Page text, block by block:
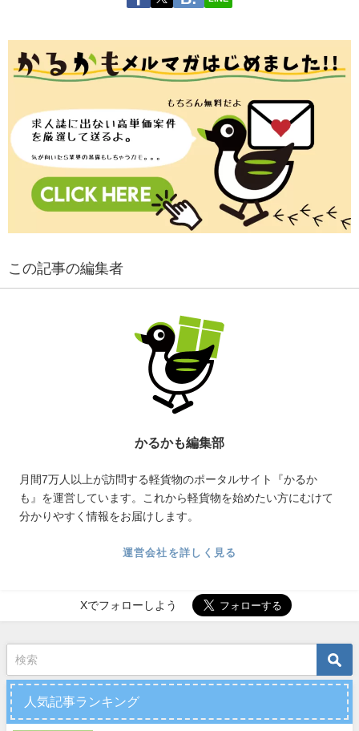
この記事の編集者
かるかも編集部
月間7万人以上が訪問する軽貨物のポータルサイト『かるか
も』を運営しています。これから軽貨物を始めたい方にむけて
分かりやすく情報をお届けします。
運営会社を詳しく見る
Xでフォローしよう
人気記事ランキング